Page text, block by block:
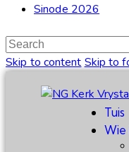
Sinode 2026
Skip to content Skip to
Tuis
Wie